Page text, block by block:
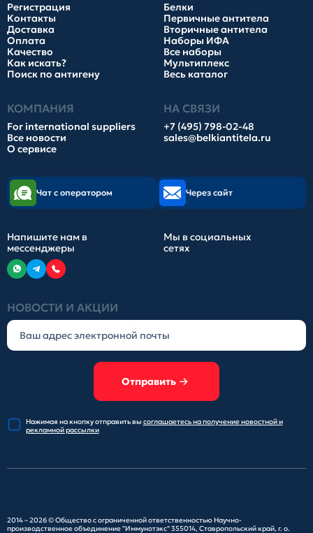
Регистрация
Контакты
Доставка
Оплата
Качество
Как искать?
Поиск по антигену
Белки
Первичные антитела
Вторичные антитела
Наборы ИФА
Все наборы
Мультиплекс
Весь каталог
КОМПАНИЯ
For international suppliers
Все новости
О сервисе
НА СВЯЗИ
+7 (495) 798-02-48
sales@belkiantitela.ru
НОВОСТИ И АКЦИИ
Отправить
Нажимая на кнопку отправитьвы соглашаетесь на получениеновостной и
рекламной рассылки
Чат с оператором Через сайт
Напишите нам в
мессенджеры
Мы в социальных
сетях
2014 – 2026 ©Общество с ограниченной ответственностью Научно-
производственное объединение "Иммунотэкс"355014, Ставропольский край, г. о.